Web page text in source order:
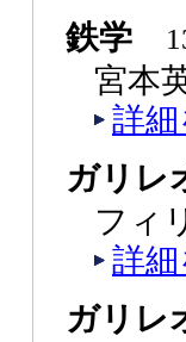
鉄学
宮本
詳細
ガリ
フィ
詳細
ガリ